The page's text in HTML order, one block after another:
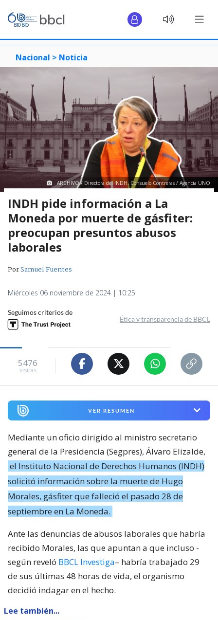
Nacional > Noticia
ARCHIVO / Directora del INDH, Consuelo Contreras / Agencia UNO
INDH pide información a La
Moneda por muerte de gásfiter:
preocupan presuntos abusos
laborales
PorSamuel Fuentes
Miércoles 06 noviembre de 2024 | 10:25
Seguimos criterios de
Ética y transparencia de BBCL
5476
visitas
VER RESUMEN
Mediante un oficio dirigido al ministro secretario
general de la Presidencia (Segpres), Álvaro Elizalde,
el Instituto Nacional de Derechos Humanos (INDH)
solicitó información sobre la muerte de Hugo
Morales, gásfiter que falleció el pasado 28 de
septiembre en La Moneda.
Ante las denuncias de abusos laborales que habría
recibido Morales, las que apuntan a que incluso -
según reveló BBCL Investiga– habría trabajado 29
de sus últimas 48 horas de vida, el organismo
decidió indagar en el hecho.
Lee también...